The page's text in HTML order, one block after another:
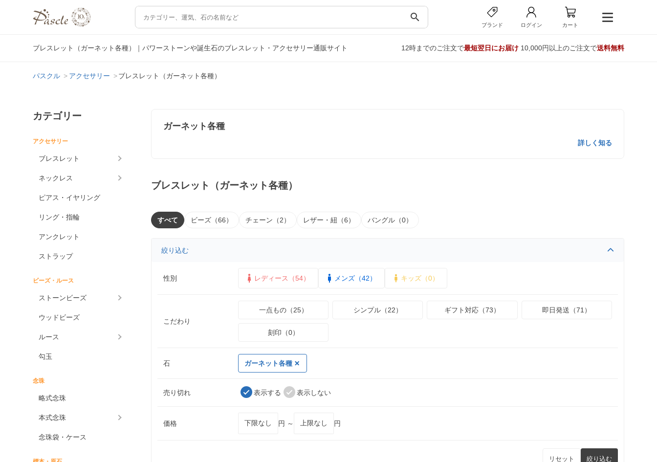
search
ブランド ログイン カート
ブレスレット（ガーネット各種）｜パワーストーンや誕生石のブレスレット・アクセサリー通販サイト 12時までのご注文で最短翌日にお届け10,000円以上のご注文で送料無料
パスクル アクセサリー ブレスレット（ガーネット各種）
カテゴリー
アクセサリー
ブレスレット
ネックレス
ピアス・イヤリング
リング・指輪
アンクレット
ストラップ
ビーズ・ルース
ストーンビーズ
ウッドビーズ
ルース
勾玉
念珠
略式念珠
本式念珠
念珠袋・ケース
ガーネット各種
詳しく知る
ブレスレット（ガーネット各種）
すべて ビーズ（66） チェーン（2） レザー・紐（6） バングル（0）
絞り込む
性別 レディース（54） メンズ（42） キッズ（0）
こだわり
一点もの（25） シンプル（22） ギフト対応（73） 即日発送（71）
刻印（0）
石 ガーネット各種
売り切れ 表示する 表示しない
価格 円 ～ 円
リセット 絞り込む